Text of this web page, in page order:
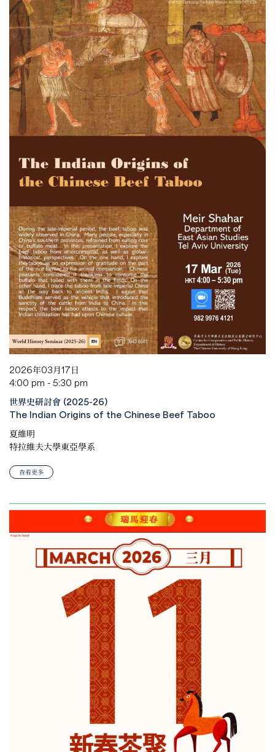
2026年03月17日
4:00 pm - 5:30 pm
世界史研討會 (2025-26)
The Indian Origins of the Chinese Beef Taboo
夏維明
特拉維夫大學東亞學系
查看更多